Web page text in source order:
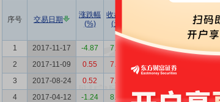
序号 交易日期
涨跌幅
(%)
收盘价
(元)
成交量
(万股)
1 2017-11-17 -4.87 7.03 7.03 0.00 350.00
2
2017-11-09 0.55 7.33 7.33 0.00
3
2017-08-24 0.52 7.74
4
2017-04-12 -1.24 8.77 8.77 0.00 25.00